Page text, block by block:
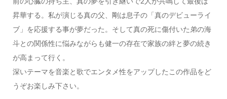
昇華する。私が演じる真の父、剛は息子の「真のデビューライ
ブ」を応援する事が夢だった。そして真の死に傷付いた弟の海
斗との関係性に悩みながらも健一の存在で家族の絆と夢の続き
が高まって行く。
深いテーマを音楽と歌でエンタメ性をアップしたこの作品をど
うぞお楽しみ下さい。